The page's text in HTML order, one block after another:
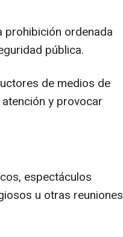
ordenada
pública.
de medios de
y provocar
espectáculos
u otras reuniones